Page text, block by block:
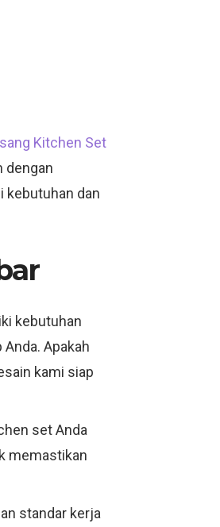
Kitchen Set
dengan
kebutuhan dan
kebutuhan
Apakah
kami siap
set Anda
memastikan
standar kerja